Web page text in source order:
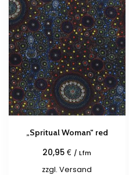
„Spritual Woman“ red
20,95€ / Lfm
zzgl.Versand